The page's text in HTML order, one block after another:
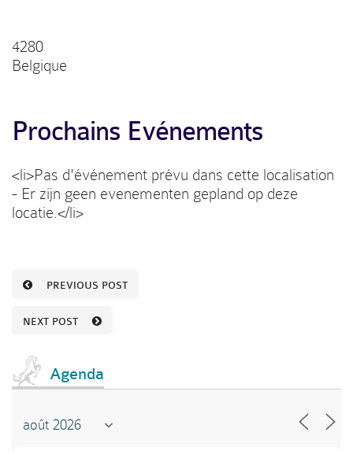
4280
Belgique
Prochains Evénements
<li>Pas d'événement prévu dans cette localisation
- Er zijn geen evenementen gepland op deze
locatie.</li>
PREVIOUS POST
NEXT POST
Agenda